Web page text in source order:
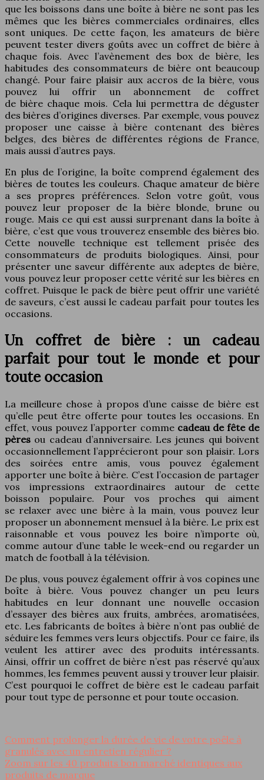
que les boissons dans une boîte à bière ne sont pas les
mêmes que les bières commerciales ordinaires, elles
sont uniques. De cette façon, les amateurs de bière
peuvent tester divers goûts avec un coffret de bière à
chaque fois. Avec l’avènement des box de bière, les
habitudes des consommateurs de bière ont beaucoup
changé. Pour faire plaisir aux accros de la bière, vous
pouvez lui offrir un abonnement de coffret
de bière chaque mois. Cela lui permettra de déguster
des bières d’origines diverses. Par exemple, vous pouvez
proposer une caisse à bière contenant des bières
belges, des bières de différentes régions de France,
mais aussi d’autres pays.
En plus de l’origine, la boîte comprend également des
bières de toutes les couleurs. Chaque amateur de bière
a ses propres préférences. Selon votre goût, vous
pouvez leur proposer de la bière blonde, brune ou
rouge. Mais ce qui est aussi surprenant dans la boîte à
bière, c’est que vous trouverez ensemble des bières bio.
Cette nouvelle technique est tellement prisée des
consommateurs de produits biologiques. Ainsi, pour
présenter une saveur différente aux adeptes de bière,
vous pouvez leur proposer cette vérité sur les bières en
coffret. Puisque le pack de bière peut offrir une variété
de saveurs, c’est aussi le cadeau parfait pour toutes les
occasions.
Un coffret de bière : un cadeau
parfait pour tout le monde et pour
toute occasion
La meilleure chose à propos d’une caisse de bière est
qu’elle peut être offerte pour toutes les occasions. En
effet, vous pouvez l’apporter comme cadeau de fête de
pères ou cadeau d’anniversaire. Les jeunes qui boivent
occasionnellement l’apprécieront pour son plaisir. Lors
des soirées entre amis, vous pouvez également
apporter une boîte à bière. C’est l’occasion de partager
vos impressions extraordinaires autour de cette
boisson populaire. Pour vos proches qui aiment
se relaxer avec une bière à la main, vous pouvez leur
proposer un abonnement mensuel à la bière. Le prix est
raisonnable et vous pouvez les boire n’importe où,
comme autour d’une table le week-end ou regarder un
match de football à la télévision.
De plus, vous pouvez également offrir à vos copines une
boîte à bière. Vous pouvez changer un peu leurs
habitudes en leur donnant une nouvelle occasion
d’essayer des bières aux fruits, ambrées, aromatisées,
etc. Les fabricants de boîtes à bière n’ont pas oublié de
séduire les femmes vers leurs objectifs. Pour ce faire, ils
veulent les attirer avec des produits intéressants.
Ainsi, offrir un coffret de bière n’est pas réservé qu’aux
hommes, les femmes peuvent aussi y trouver leur plaisir.
C’est pourquoi le coffret de bière est le cadeau parfait
pour tout type de personne et pour toute occasion.
Comment prolonger la durée de vie de votre poêle à
granulés avec un entretien régulier ?
Zoom sur les 40 produits bon marché identiques aux
produits de marque